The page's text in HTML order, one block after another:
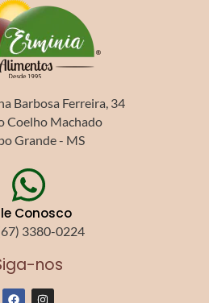
Barbosa Ferreira, 34
Coelho Machado
Grande - MS
Conosco
3380-0224
nos
F
I